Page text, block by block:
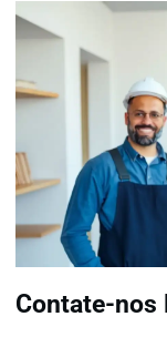
Contate-nos